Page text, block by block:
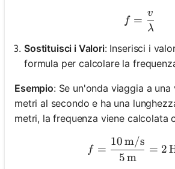
f =
f =
λ
v
Sostituisci i Valori: Inserisci i
formula per calcolare la
Esempio: Se un'onda viaggia a una
metri al secondo e ha una
metri, la frequenza viene calcolata
f =
f =
5m
10m/s
= 2